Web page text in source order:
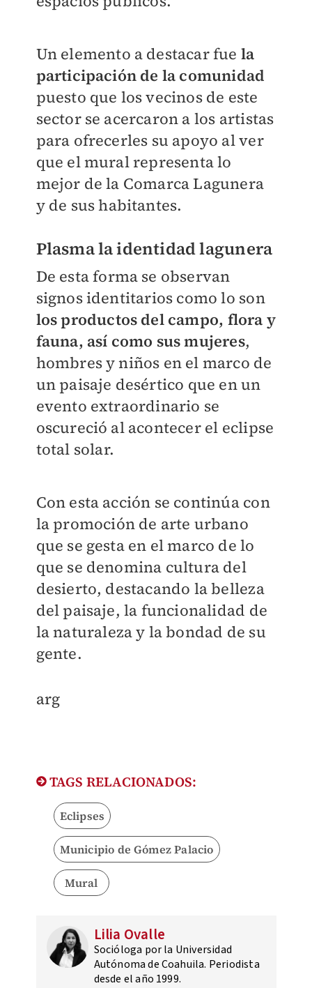
Un elemento a destacar fue la
participación de la comunidad
puesto que los vecinos de este
sector se acercaron a los artistas
para ofrecerles su apoyo al ver
que el mural representa lo
mejor de la Comarca Lagunera
y de sus habitantes.
Plasma la identidad lagunera
De esta forma se observan
signos identitarios como lo son
los productos del campo, flora y
fauna, así como sus mujeres,
hombres y niños en el marco de
un paisaje desértico que en un
evento extraordinario se
oscureció al acontecer el eclipse
total solar.
Con esta acción se continúa con
la promoción de arte urbano
que se gesta en el marco de lo
que se denomina cultura del
desierto, destacando la belleza
del paisaje, la funcionalidad de
la naturaleza y la bondad de su
gente.
arg
TAGS RELACIONADOS:
Eclipses
Municipio de Gómez Palacio
Mural
Lilia Ovalle
Socióloga por la Universidad
Autónoma de Coahuila. Periodista
desde el año 1999.